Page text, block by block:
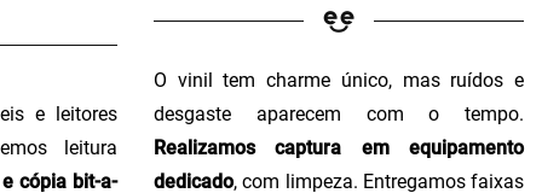
e leitores
leitura
cópia bit-a-
O vinil tem charme único, mas ruídos e
desgaste aparecem com o tempo.
Realizamos captura em equipamento
dedicado, com limpeza. Entregamos faixas